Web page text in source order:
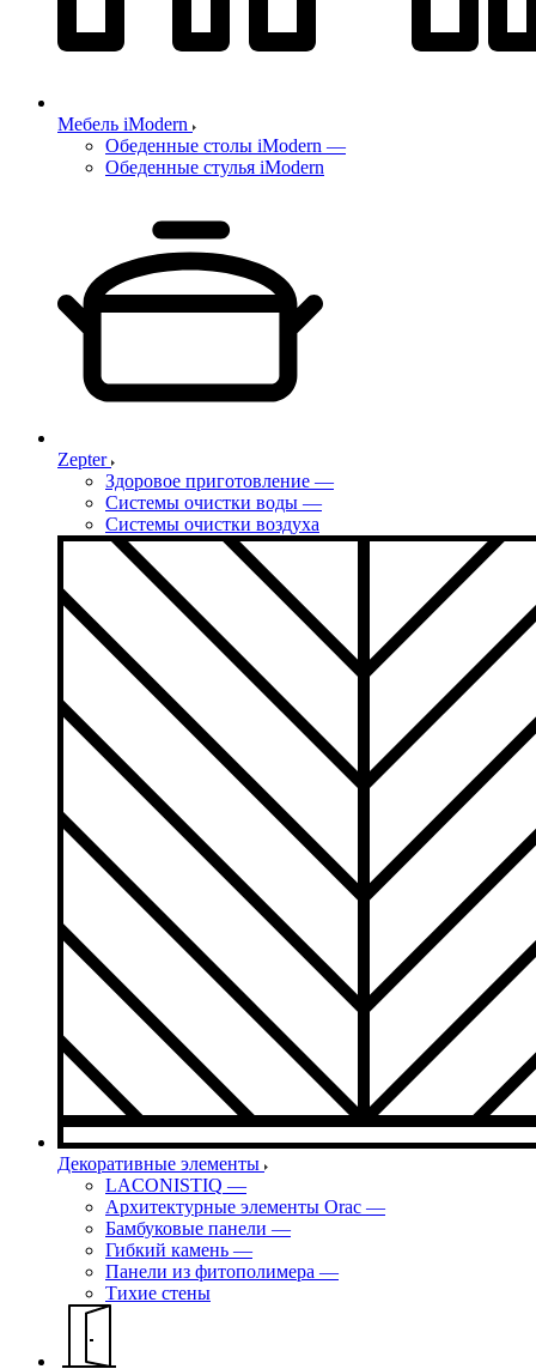
Мебель iModern
Обеденные столы iModern —
Обеденные стулья iModern
Zepter
Здоровое приготовление —
Системы очистки воды —
Системы очистки воздуха
Декоративные элементы
LACONISTIQ —
Архитектурные элементы Orac —
Бамбуковые панели —
Гибкий камень —
Панели из фитополимера —
Тихие стены